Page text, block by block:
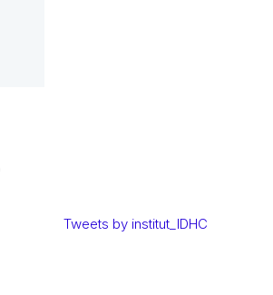
Tweets by institut_IDHC